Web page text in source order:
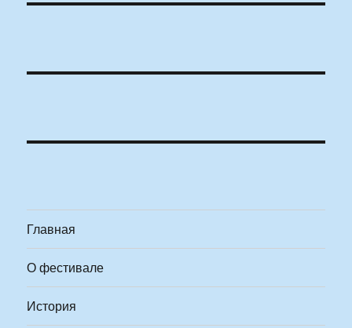
Главная
О фестивале
История